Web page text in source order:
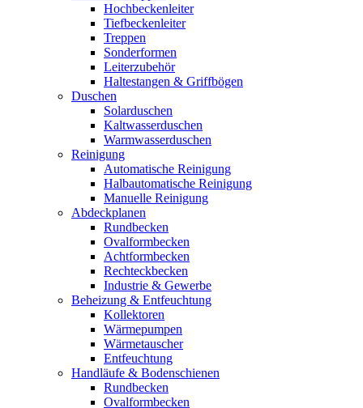
Hochbeckenleiter
Tiefbeckenleiter
Treppen
Sonderformen
Leiterzubehör
Haltestangen & Griffbögen
Duschen
Solarduschen
Kaltwasserduschen
Warmwasserduschen
Reinigung
Automatische Reinigung
Halbautomatische Reinigung
Manuelle Reinigung
Abdeckplanen
Rundbecken
Ovalformbecken
Achtformbecken
Rechteckbecken
Industrie & Gewerbe
Beheizung & Entfeuchtung
Kollektoren
Wärmepumpen
Wärmetauscher
Entfeuchtung
Handläufe & Bodenschienen
Rundbecken
Ovalformbecken